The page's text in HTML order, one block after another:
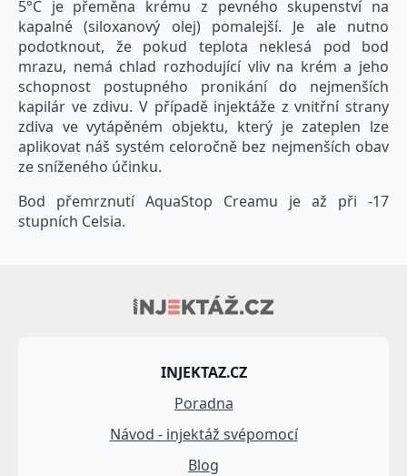
5°C je přeměna krému z pevného skupenství na
kapalné (siloxanový olej) pomalejší. Je ale nutno
podotknout, že pokud teplota neklesá pod bod
mrazu, nemá chlad rozhodující vliv na krém a jeho
schopnost postupného pronikání do nejmenších
kapilár ve zdivu. V případě injektáže z vnitřní strany
zdiva ve vytápěném objektu, který je zateplen lze
aplikovat náš systém celoročně bez nejmenších obav
ze sníženého účinku.
Bod přemrznutí AquaStop Creamu je až při -17
stupních Celsia.
INJEKTAZ.CZ
Poradna
Návod - injektáž svépomocí
Blog